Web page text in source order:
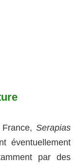
Serapias
éventuellement
par des